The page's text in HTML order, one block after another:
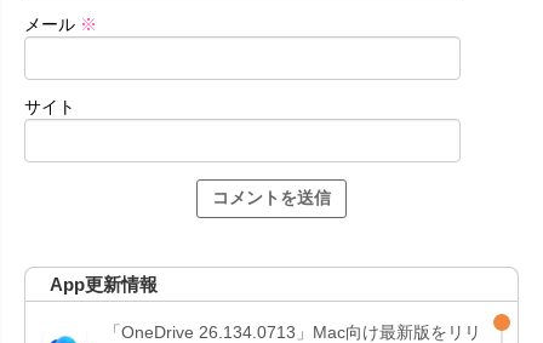
メール ※
サイト
App更新情報
「OneDrive 26.134.0713」Mac向け最新版をリリ